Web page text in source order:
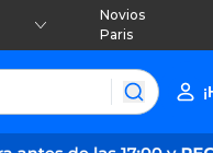
Novios
Paris